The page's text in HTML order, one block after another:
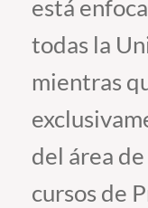
Académicos
Funcionarios
Alumni
está
todas la
mientras
del área
cursos de